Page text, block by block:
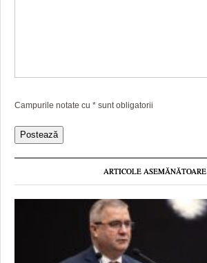
Campurile notate cu * sunt obligatorii
ARTICOLE ASEMĂNĂTOARE